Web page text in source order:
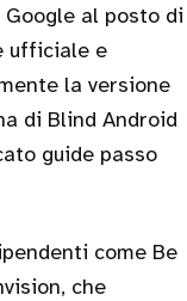
al posto di
ufficiale e
la versione
di Blind Android
guide passo
come Be
che